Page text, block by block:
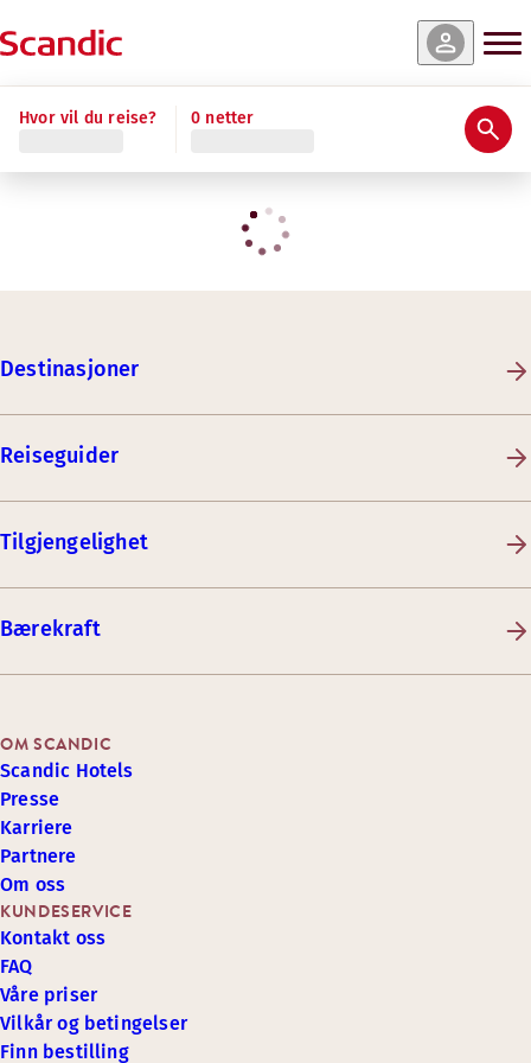
Hvor vil du reise? 0 netter
Destinasjoner
Reiseguider
Tilgjengelighet
Bærekraft
KUNDESERVICE
Kontakt oss
FAQ
Våre priser
Vilkår og betingelser
Finn bestilling
OM SCANDIC
Scandic Hotels
Presse
Karriere
Partnere
Om oss